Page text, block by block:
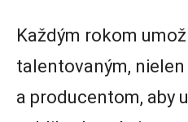
Každým rokom
talentovaným,
a producentom, aby